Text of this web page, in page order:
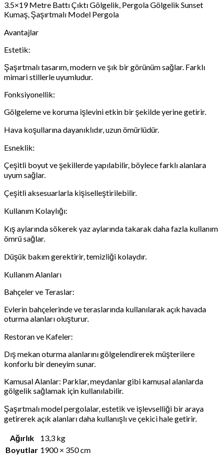
3.5×19 Metre Battı Çıktı Gölgelik, Pergola Gölgelik Sunset
Kumaş, Şaşırtmalı Model Pergola
Avantajlar
Estetik:
Şaşırtmalı tasarım, modern ve şık bir görünüm sağlar. Farklı
mimari stillerle uyumludur.
Fonksiyonellik:
Gölgeleme ve koruma işlevini etkin bir şekilde yerine getirir.
Hava koşullarına dayanıklıdır, uzun ömürlüdür.
Esneklik:
Çeşitli boyut ve şekillerde yapılabilir, böylece farklı alanlara
uyum sağlar.
Çeşitli aksesuarlarla kişiselleştirilebilir.
Kullanım Kolaylığı:
Kış aylarında sökerek yaz aylarında takarak daha fazla kullanım
ömrü sağlar.
Düşük bakım gerektirir, temizliği kolaydır.
Kullanım Alanları
Bahçeler ve Teraslar:
Evlerin bahçelerinde ve teraslarında kullanılarak açık havada
oturma alanları oluşturur.
Restoran ve Kafeler:
Dış mekan oturma alanlarını gölgelendirerek müşterilere
konforlu bir deneyim sunar.
Kamusal Alanlar: Parklar, meydanlar gibi kamusal alanlarda
gölgelik sağlamak için kullanılabilir.
Şaşırtmalı model pergolalar, estetik ve işlevselliği bir araya
getirerek açık alanları daha kullanışlı ve çekici hale getirir.
Ağırlık
13,3 kg
Boyutlar 1900 × 350 cm